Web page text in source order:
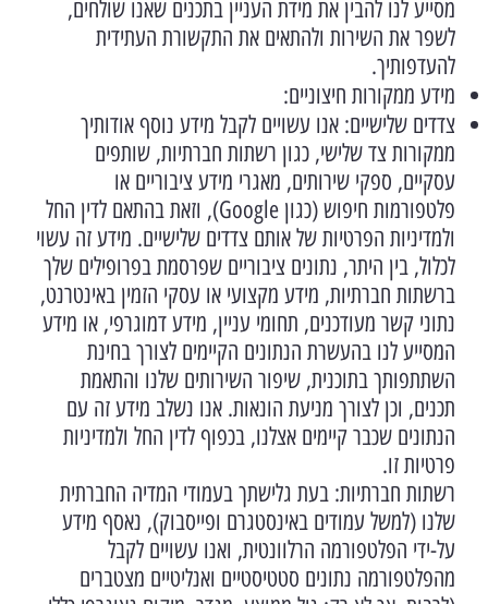
מסייע לנו להבין את מידת העניין בתכנים שאנו שולחים,
לשפר את השירות ולהתאים את התקשורת העתידית
להעדפותיך.
מידע ממקורות חיצוניים:
צדדים שלישיים: אנו עשויים לקבל מידע נוסף אודותיך
ממקורות צד שלישי, כגון רשתות חברתיות, שותפים
עסקיים, ספקי שירותים, מאגרי מידע ציבוריים או
פלטפורמות חיפוש (כגון Google), וזאת בהתאם לדין החל
ולמדיניות הפרטיות של אותם צדדים שלישיים. מידע זה עשוי
לכלול, בין היתר, נתונים ציבוריים שפרסמת בפרופילים שלך
ברשתות חברתיות, מידע מקצועי או עסקי הזמין באינטרנט,
נתוני קשר מעודכנים, תחומי עניין, מידע דמוגרפי, או מידע
המסייע לנו בהעשרת הנתונים הקיימים לצורך בחינת
השתתפותך בתוכנית, שיפור השירותים שלנו והתאמת
תכנים, וכן לצורך מניעת הונאות. אנו נשלב מידע זה עם
הנתונים שכבר קיימים אצלנו, בכפוף לדין החל ולמדיניות
פרטיות זו.
רשתות חברתיות: בעת גלישתך בעמודי המדיה החברתית
שלנו (למשל עמודים באינסטגרם ופייסבוק), נאסף מידע
על-ידי הפלטפורמה הרלוונטית, ואנו עשויים לקבל
מהפלטפורמה נתונים סטטיסטיים ואנליטיים מצטברים